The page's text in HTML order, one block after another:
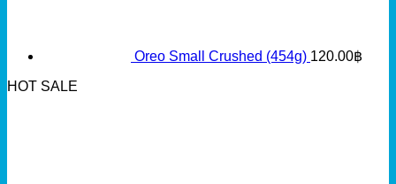
Oreo Small Crushed (454g) 120.00฿
HOT SALE